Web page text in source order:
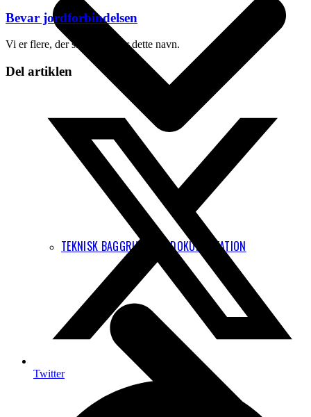
TEKNISK BAGGRUND OG DOKUMENTATION
Bevar jordforbindelsen
Vi er flere, der skriver under dette navn.
Del artiklen
Twitter